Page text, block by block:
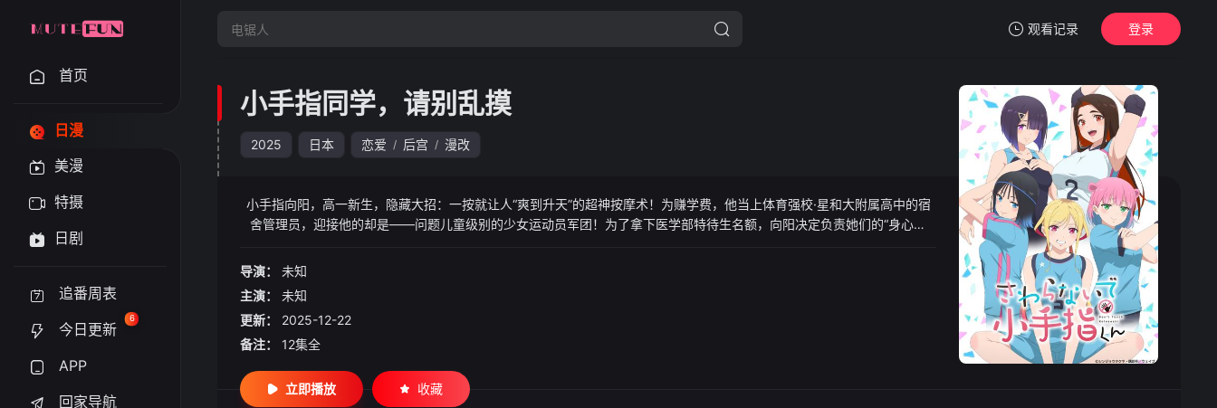
观看记录
暂无观看影片的记录
登录
首页
日漫
美漫
特摄
日剧
追番周表
今日更新
6
APP
回家导航
小手指同学，请别乱摸
2025 日本 恋爱 / 后宫 / 漫改
小手指向阳，高一新生，隐藏大招：一按就让人“爽到升天”的超神按摩术！为赚学费，他当上体育强校·星和大附属高中的宿
舍管理员，迎接他的却是——问题儿童级别的少女运动员军团！为了拿下医学部特待生名额，向阳决定负责她们的“身心护
导演：
未知
主演：
未知
更新：
2025-12-22
备注：
12集全
立即播放 收藏